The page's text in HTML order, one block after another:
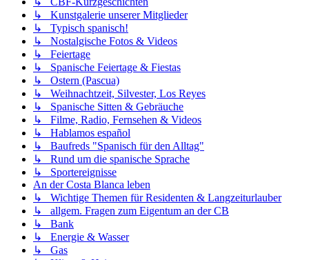
↳ Kunstgalerie unserer Mitglieder
↳ Typisch spanisch!
↳ Nostalgische Fotos & Videos
↳ Feiertage
↳ Spanische Feiertage & Fiestas
↳ Ostern (Pascua)
↳ Weihnachtzeit, Silvester, Los Reyes
↳ Spanische Sitten & Gebräuche
↳ Filme, Radio, Fernsehen & Videos
↳ Hablamos español
↳ Baufreds "Spanisch für den Alltag"
↳ Rund um die spanische Sprache
↳ Sportereignisse
An der Costa Blanca leben
↳ Wichtige Themen für Residenten & Langzeiturlauber
↳ allgem. Fragen zum Eigentum an der CB
↳ Bank
↳ Energie & Wasser
↳ Gas